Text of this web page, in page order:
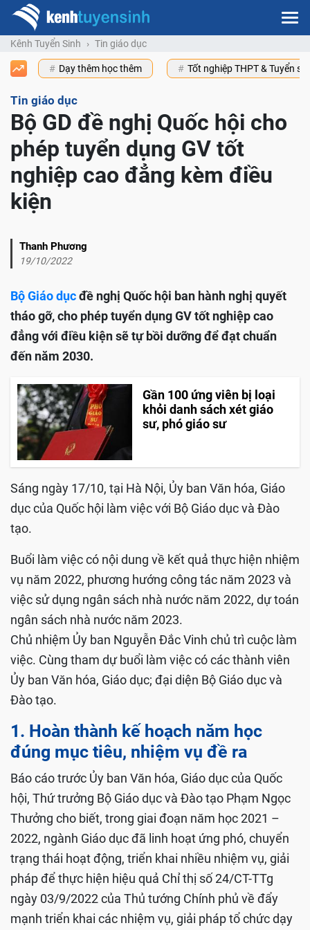
Kênh Tuyển Sinh Tin giáo dục
Dạy thêm học thêm Tốt nghiệp THPT & Tuyển
Tin giáo dục
Bộ GD đề nghị Quốc hội cho
phép tuyển dụng GV tốt
nghiệp cao đẳng kèm điều
kiện
Thanh Phương
19/10/2022
Bộ Giáo dụcđề nghị Quốc hội ban hành nghị quyết
tháo gỡ, cho phép tuyển dụng GV tốt nghiệp cao
đẳng với điều kiện sẽ tự bồi dưỡng để đạt chuẩn
đến năm 2030.
Gần 100 ứng viên bị loại
khỏi danh sách xét giáo
sư, phó giáo sư
Sáng ngày 17/10, tại Hà Nội, Ủy ban Văn hóa, Giáo
dục của Quốc hội làm việc với Bộ Giáo dục và Đào
tạo.
Buổi làm việc có nội dung về kết quả thực hiện nhiệm
vụ năm 2022, phương hướng công tác năm 2023 và
việc sử dụng ngân sách nhà nước năm 2022, dự toán
ngân sách nhà nước năm 2023.
Chủ nhiệm Ủy ban Nguyễn Đắc Vinh chủ trì cuộc làm
việc. Cùng tham dự buổi làm việc có các thành viên
Ủy ban Văn hóa, Giáo dục; đại diện Bộ Giáo dục và
Đào tạo.
1. Hoàn thành kế hoạch năm học
đúng mục tiêu, nhiệm vụ đề ra
Báo cáo trước Ủy ban Văn hóa, Giáo dục của Quốc
hội, Thứ trưởng Bộ Giáo dục và Đào tạo Phạm Ngọc
Thưởng cho biết, trong giai đoạn năm học 2021 –
2022, ngành Giáo dục đã linh hoạt ứng phó, chuyển
trạng thái hoạt động, triển khai nhiều nhiệm vụ, giải
pháp để thực hiện hiệu quả Chỉ thị số 24/CT-TTg
ngày 03/9/2022 của Thủ tướng Chính phủ về đẩy
mạnh triển khai các nhiệm vụ, giải pháp tổ chức dạy